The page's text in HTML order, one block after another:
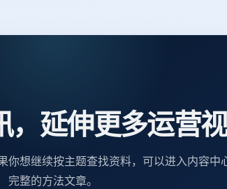
，延伸更多运营
想继续按主题查找资料，可以进入内容中
完整的方法文章。